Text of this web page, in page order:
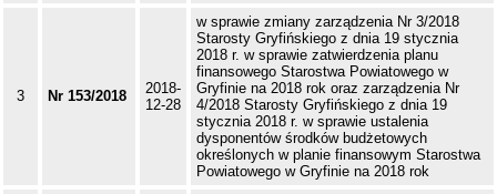
3 Nr 153/2018
2018-
12-28
w sprawie zmiany zarządzenia Nr 3/2018
Starosty Gryfińskiego z dnia 19 stycznia
2018 r. w sprawie zatwierdzenia planu
finansowego Starostwa Powiatowego w
Gryfinie na 2018 rok oraz zarządzenia Nr
4/2018 Starosty Gryfińskiego z dnia 19
stycznia 2018 r. w sprawie ustalenia
dysponentów środków budżetowych
określonych w planie finansowym Starostwa
Powiatowego w Gryfinie na 2018 rok